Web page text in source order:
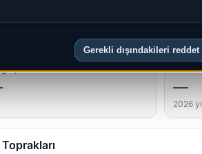
Gerekli dışındakileri reddet
Ülke
—
2026